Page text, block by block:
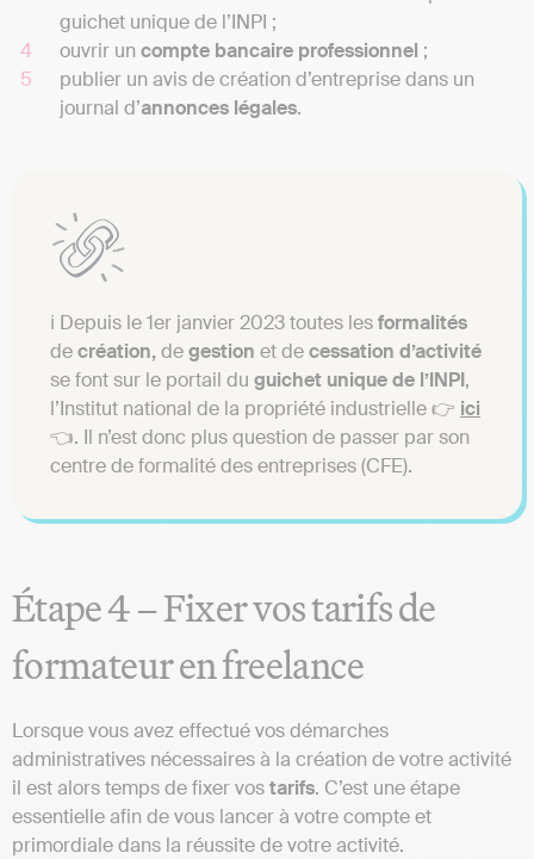
guichet unique de l’INPI ;
ouvrir un compte bancaire professionnel ;
publier un avis de création d’entreprise dans un
journal d’annonces légales.
ℹ️ Depuis le 1er janvier 2023 toutes lesformalités
decréation,degestion et decessation d’activité
se font sur le portail du guichet unique de l’INPI,
l’Institut national de la propriété industrielle 👉 ici
👈. Il n’est donc plus question de passer par son
centre de formalité des entreprises (CFE).
Étape 4 – Fixer vos tarifs de
formateur en freelance
Lorsque vous avez effectué vos démarches
administratives nécessaires à la création de votre activité
il est alors temps de fixer vostarifs. C’est une étape
essentielle afin de vous lancer à votre compte et
primordiale dans la réussite de votre activité.